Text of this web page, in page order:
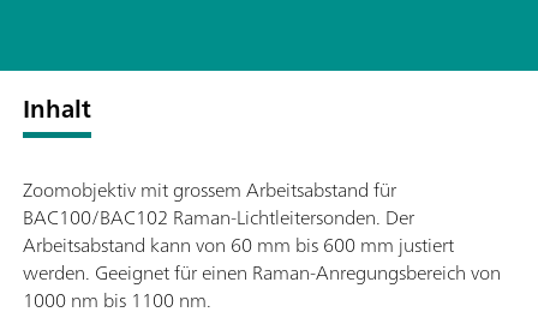
Inhalt
Zoomobjektiv mit grossem Arbeitsabstand für
BAC100/BAC102 Raman-Lichtleitersonden. Der
Arbeitsabstand kann von 60 mm bis 600 mm justiert
werden. Geeignet für einen Raman-Anregungsbereich von
1000 nm bis 1100 nm.